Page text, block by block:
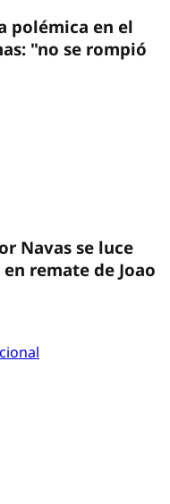
polémica en el
"no se rompió
Navas se luce
remate de Joao